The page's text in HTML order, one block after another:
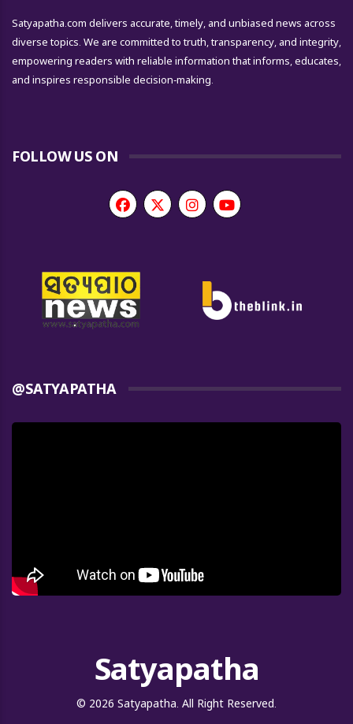
Satyapatha.com delivers accurate, timely, and unbiased news across
diverse topics. We are committed to truth, transparency, and integrity,
empowering readers with reliable information that informs, educates,
and inspires responsible decision-making.
FOLLOW US ON
@SATYAPATHA
Satyapatha
© 2026 Satyapatha. All Right Reserved.